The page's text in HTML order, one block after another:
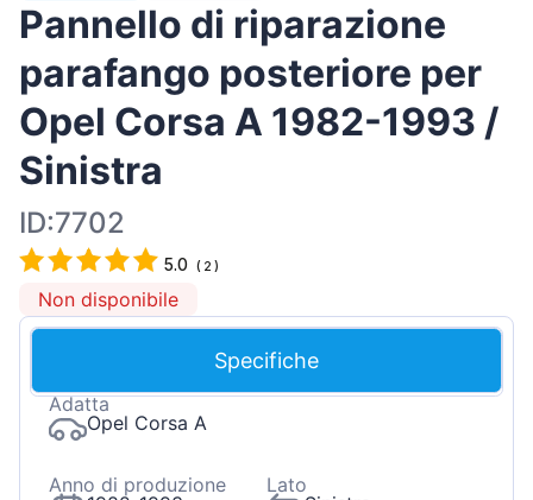
Pannello di riparazione
parafango posteriore per
Opel Corsa A 1982-1993 /
Sinistra
ID:7702
5.0 ( 2 )
Non disponibile
Specifiche
Adatta
Opel Corsa A
Anno di produzione
Lato